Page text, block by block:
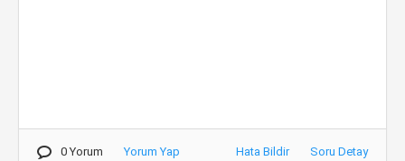
0 Yorum Yorum Yap Hata Bildir Soru Detay